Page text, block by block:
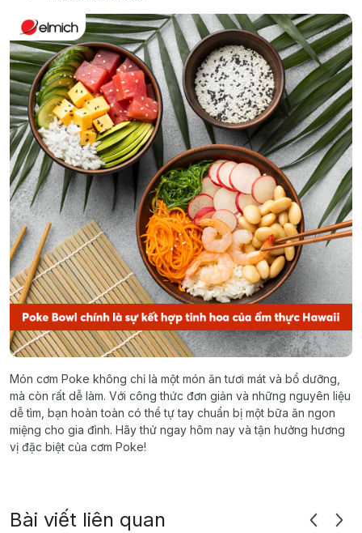
Món cơm Poke không chỉ là một món ăn tươi mát và bổ dưỡng,
mà còn rất dễ làm. Với công thức đơn giản và những nguyên liệu
dễ tìm, bạn hoàn toàn có thể tự tay chuẩn bị một bữa ăn ngon
miệng cho gia đình. Hãy thử ngay hôm nay và tận hưởng hương
vị đặc biệt của cơm Poke!
Bài viết liên quan